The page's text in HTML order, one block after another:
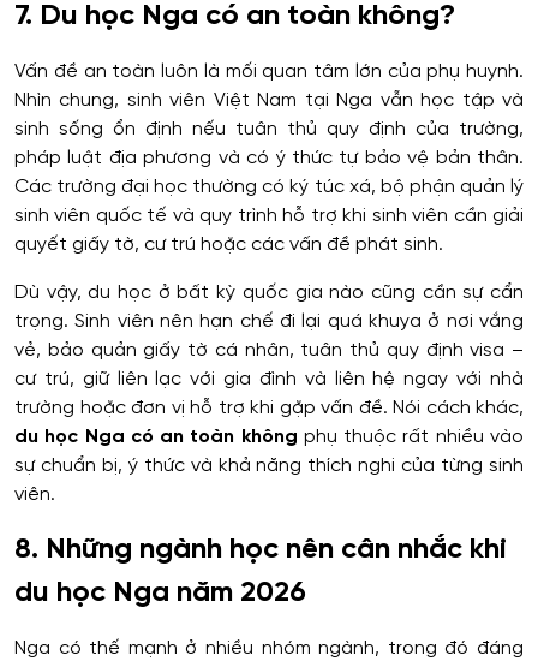
7. Du học Nga có an toàn không?
Vấn đề an toàn luôn là mối quan tâm lớn của phụ huynh.
Nhìn chung, sinh viên Việt Nam tại Nga vẫn học tập và
sinh sống ổn định nếu tuân thủ quy định của trường,
pháp luật địa phương và có ý thức tự bảo vệ bản thân.
Các trường đại học thường có ký túc xá, bộ phận quản lý
sinh viên quốc tế và quy trình hỗ trợ khi sinh viên cần giải
quyết giấy tờ, cư trú hoặc các vấn đề phát sinh.
Dù vậy, du học ở bất kỳ quốc gia nào cũng cần sự cẩn
trọng. Sinh viên nên hạn chế đi lại quá khuya ở nơi vắng
vẻ, bảo quản giấy tờ cá nhân, tuân thủ quy định visa –
cư trú, giữ liên lạc với gia đình và liên hệ ngay với nhà
trường hoặc đơn vị hỗ trợ khi gặp vấn đề. Nói cách khác,
du học Nga có an toàn không phụ thuộc rất nhiều vào
sự chuẩn bị, ý thức và khả năng thích nghi của từng sinh
viên.
8. Những ngành học nên cân nhắc khi
du học Nga năm 2026
Nga có thế mạnh ở nhiều nhóm ngành, trong đó đáng